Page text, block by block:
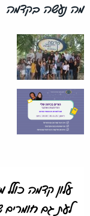
מה נעשה בקדמה
עלון קדמה כולל
לעת גם חומרים